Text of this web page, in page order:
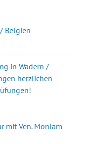
Belgien
in Wadern /
herzlichen
mit Ven. Monlam